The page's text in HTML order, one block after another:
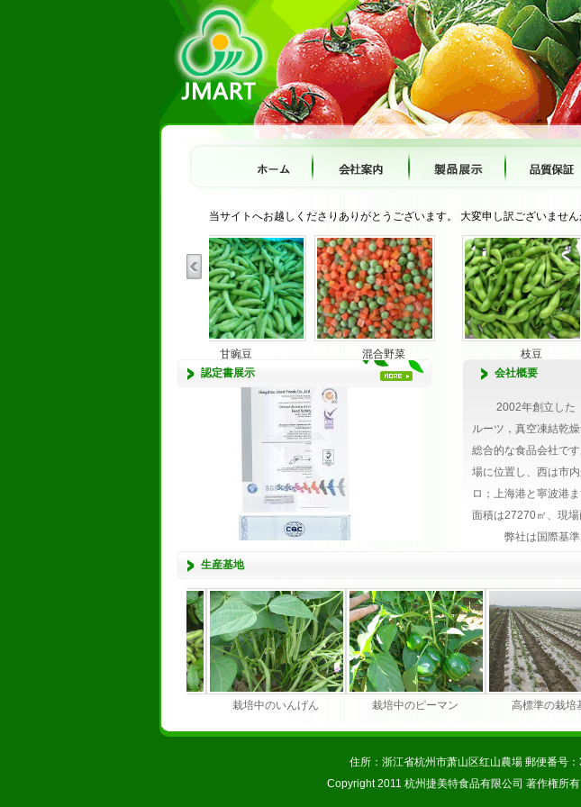
当サイトへお越しくださりありがとうございます。 大変申し訳ございませ
甘豌豆 混合野菜 枝豆
認定書展示
会社概要
2002年創立した
ルーツ，真空凍結乾
総合的な食品会社で
場に位置し、西は市
ロ；上海港と寧波港
面積は27270㎡、現
弊社は国際基準に
いまして 農薬、微生
産できます。
品質管理の面ては
的に管理して 生産出
ます。
弊社は「誠信経営
生産基地
栽培中のいんげん 栽培中のピーマン 高標準の栽
住所：浙江省杭州市萧山区红山農場 郵便番号
Copyright 2011 杭州捷美特食品有限公司 著作権所有